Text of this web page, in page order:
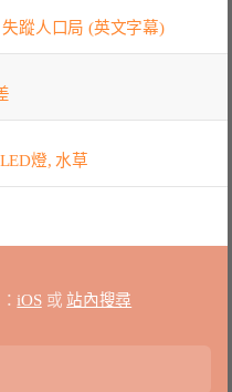
蹤人口局 (英文字幕)
燈, 水草
iOS或 站內搜尋